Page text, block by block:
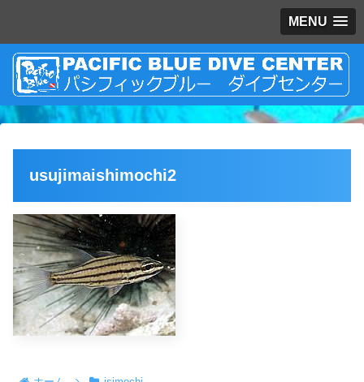
MENU
usujimaishimochi2